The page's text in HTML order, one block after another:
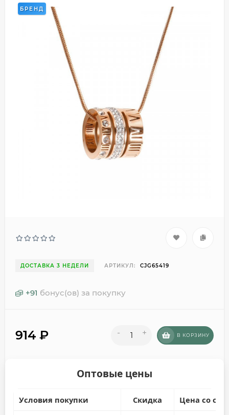
БРЕНД
ДОСТАВКА 3 НЕДЕЛИ АРТИКУЛ: CJG65419
+91 бонус(ов) за покупку
914 ₽ - + В КОРЗИНУ
Оптовые цены
Условия покупки Скидка Цена со